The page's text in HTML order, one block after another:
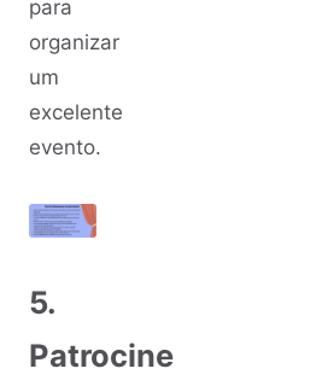
para
organizar
um
excelente
evento.
5.
Patrocine